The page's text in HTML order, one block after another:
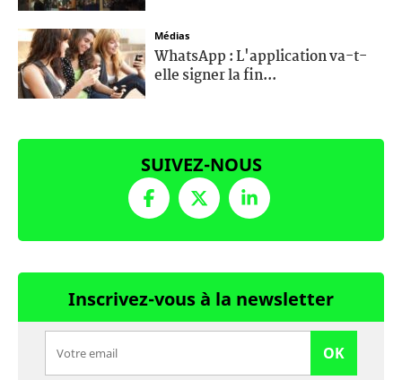
Médias
WhatsApp : L'application va-t-
elle signer la fin...
SUIVEZ-NOUS
Inscrivez-vous à la newsletter
OK